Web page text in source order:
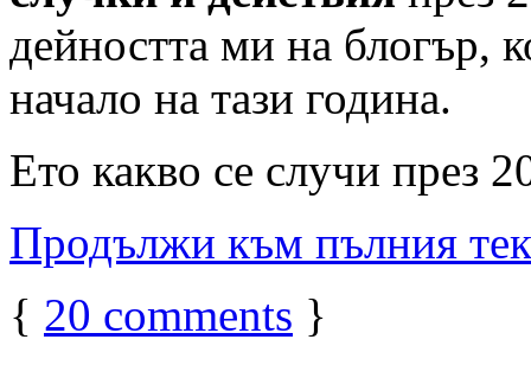
дейността ми на блогър,
начало на тази година.
Ето какво се случи през
Продължи към пълния
{ 20 comments }